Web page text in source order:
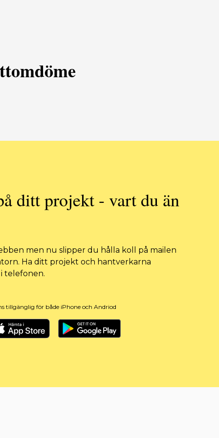
ditt projekt - vart du än
men nu slipper du hålla koll på mailen
Ha ditt projekt och hantverkarna
telefonen.
tillgänglig för både iPhone och Andriod
store Google play store